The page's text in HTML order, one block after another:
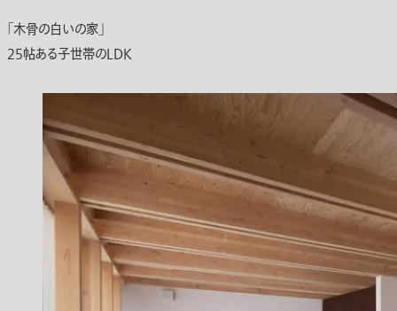
「木骨の白いの家」
25帖ある子世帯のLDK